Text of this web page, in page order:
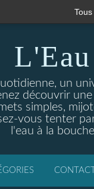
un
découvrir
simples,
vous tenter
l'eau à la
CONTACT